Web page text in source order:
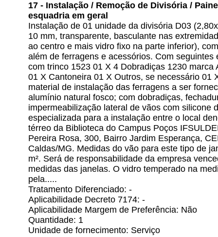
17 - Instalação / Remoção de Divisória /
esquadria em geral
Instalação de 01 unidade da divisória D03
10 mm, transparente, basculante nas
ao centro e mais vidro fixo na parte inferior),
além de ferragens e acessórios. Com
com trinco 1523 01 X 4 Dobradiças 1230 marca
01 X Cantoneira 01 X Outros, se necessário 01
material de instalação das ferragens a ser
alumínio natural fosco; com dobradiças,
impermeabilização lateral de vãos com silicone
especializada para a instalação entre o local
térreo da Biblioteca do Campus Poços
Pereira Rosa, 300, Bairro Jardim Esperança,
Caldas/MG. Medidas do vão para este tipo de
m². Será de responsabilidade da empresa
medidas das janelas. O vidro temperado na
pela.....
Tratamento Diferenciado: -
Aplicabilidade Decreto 7174: -
Aplicabilidade Margem de Preferência: Não
Quantidade: 1
Unidade de fornecimento: Serviço